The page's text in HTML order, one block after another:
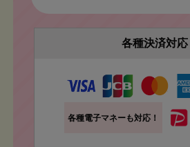
各種決済対応
各種電子マネーも対応！